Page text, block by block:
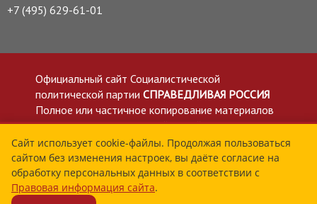
+7 (495) 629-61-01
Официальный сайт Социалистической
политической партии СПРАВЕДЛИВАЯ РОССИЯ
Полное или частичное копирование материалов
приветствуется со ссылкой на сайт spravedlivo.ru
Политика в отношении обработки персональных
данных
Все материалы сайта spravedlivo.ru доступны по
лицензии Creative Commons Attribution 4.0 International
Сайт использует cookie-файлы. Продолжая пользоваться
сайтом без изменения настроек, вы даёте согласие на
обработку персональных данных в соответствии с
Правовая информация сайта.